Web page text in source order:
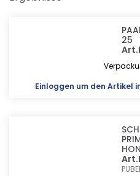
25
Einloggen um den Artikel